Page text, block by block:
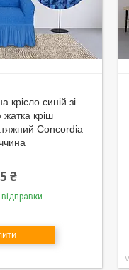
крісло синій зі
жатка кріш
Concordia
₴